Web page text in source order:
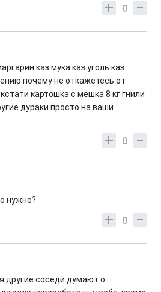
0
каз мука каз уголь каз
почему не откажетесь от
картошка с мешка 8 кг гнили
дураки просто на ваши
0
нужно?
0
другие соседи думают о